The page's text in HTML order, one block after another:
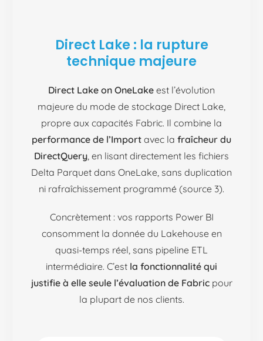
Direct Lake : la rupture
technique majeure
Direct Lake on OneLake est l’évolution
majeure du mode de stockage Direct Lake,
propre aux capacités Fabric. Il combine la
performance de l’Import avec la fraîcheur du
DirectQuery, en lisant directement les fichiers
Delta Parquet dans OneLake, sans duplication
ni rafraîchissement programmé (source 3).
Concrètement : vos rapports Power BI
consomment la donnée du Lakehouse en
quasi-temps réel, sans pipeline ETL
intermédiaire. C’est la fonctionnalité qui
justifie à elle seule l’évaluation de Fabricpour
la plupart de nos clients.